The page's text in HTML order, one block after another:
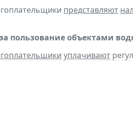
представляют
пользование объектами
уплачивают